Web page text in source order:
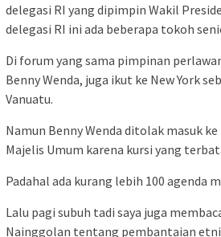
delegasi RI yang dipimpin Wakil
delegasi RI ini ada beberapa tokoh
Di forum yang sama pimpinan
Benny Wenda, juga ikut ke New York
Vanuatu.
Namun Benny Wenda ditolak masuk
Majelis Umum karena kursi yang
Padahal ada kurang lebih 100 agenda
Lalu pagi subuh tadi saya juga
Nainggolan tentang pembantaian